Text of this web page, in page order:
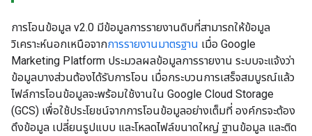
การโอนข้อมูล v2.0 มีข้อมูลการรายงานดิบที่สามารถให้ข้อมูล
วิเคราะห์นอกเหนือจากการรายงานมาตรฐาน เมื่อ Google
Marketing Platform ประมวลผลข้อมูลการรายงาน ระบบจะแจ้งว่า
ข้อมูลบางส่วนต้องได้รับการโอน เมื่อกระบวนการเสร็จสมบูรณ์แล้ว
ไฟล์การโอนข้อมูลจะพร้อมใช้งานใน Google Cloud Storage
(GCS) เพื่อใช้ประโยชน์จากการโอนข้อมูลอย่างเต็มที่ องค์กรจะต้อง
ดึงข้อมูล เปลี่ยนรูปแบบ และโหลดไฟล์ขนาดใหญ่ ฐานข้อมูล และติด